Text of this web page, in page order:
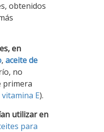
obtenidos
en
, aceite de
no
primera
E).
utilizar en
para